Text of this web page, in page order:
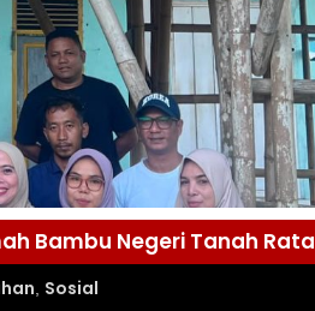
Bambu Negeri Tanah Rata
Sosial